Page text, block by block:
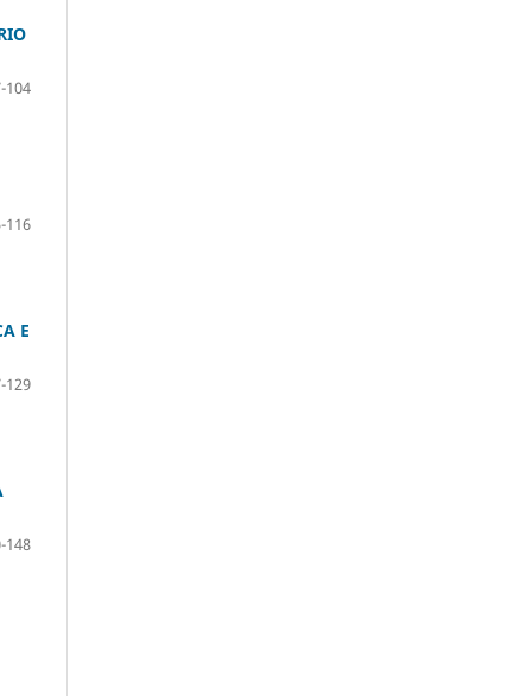
104
116
E
129
148